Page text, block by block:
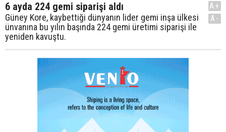
6 ayda 224 gemi siparişi aldı
Güney Kore, kaybettiği dünyanın lider gemi inşa ülkesi
ünvanına bu yılın başında 224 gemi üretimi siparişi ile
yeniden kavuştu.
A+
A-